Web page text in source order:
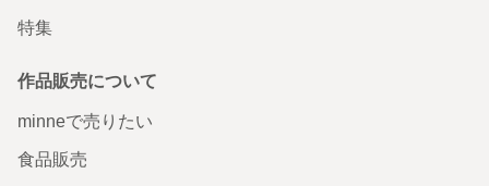
特集
作品販売について
minneで売りたい
食品販売